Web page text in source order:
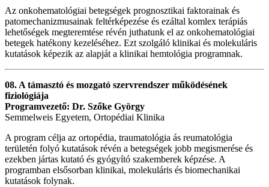
Az onkohematológiai betegségek prognosztikai faktorainak és
patomechanizmusainak feltérképezése és ezáltal komlex terápiás
lehetőségek megteremtése révén juthatunk el az onkohematológiai
betegek hatékony kezeléséhez. Ezt szolgáló klinikai és molekuláris
kutatások képezik az alapját a klinikai hemtológia programnak.
08. A támasztó és mozgató szervrendszer működésének
fiziológiája
Programvezető: Dr. Szőke György
Semmelweis Egyetem, Ortopédiai Klinika
A program célja az ortopédia, traumatológia ás reumatológia
területén folyó kutatások révén a betegségek jobb megismerése és
ezekben jártas kutató és gyógyító szakemberek képzése. A
programban elsősorban klinikai, molekuláris és biomechanikai
kutatások folynak.